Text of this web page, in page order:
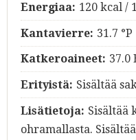
Energiaa: 120 kcal /
Kantavierre: 31.7 °P
Katkeroaineet: 37.0
Erityistä: Sisältää
Lisätietoja: Sisältää
ohramallasta.